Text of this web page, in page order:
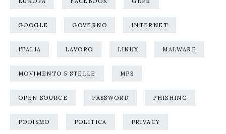
GOOGLE GOVERNO INTERNET
ITALIA LAVORO LINUX MALWARE
MOVIMENTO 5 STELLE MPS
OPEN SOURCE PASSWORD PHISHING
PODISMO POLITICA PRIVACY